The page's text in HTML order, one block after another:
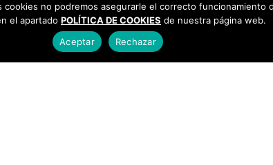
no podremos asegurarle el correcto
el apartado POLÍTICA DE COOKIES de nuestra página web.
Aceptar
Rechazar